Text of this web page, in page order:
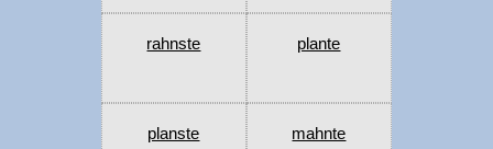
rahnste plante
planste mahnte